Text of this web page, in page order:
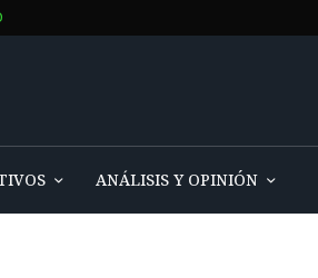
ANÁLISIS Y OPINIÓN